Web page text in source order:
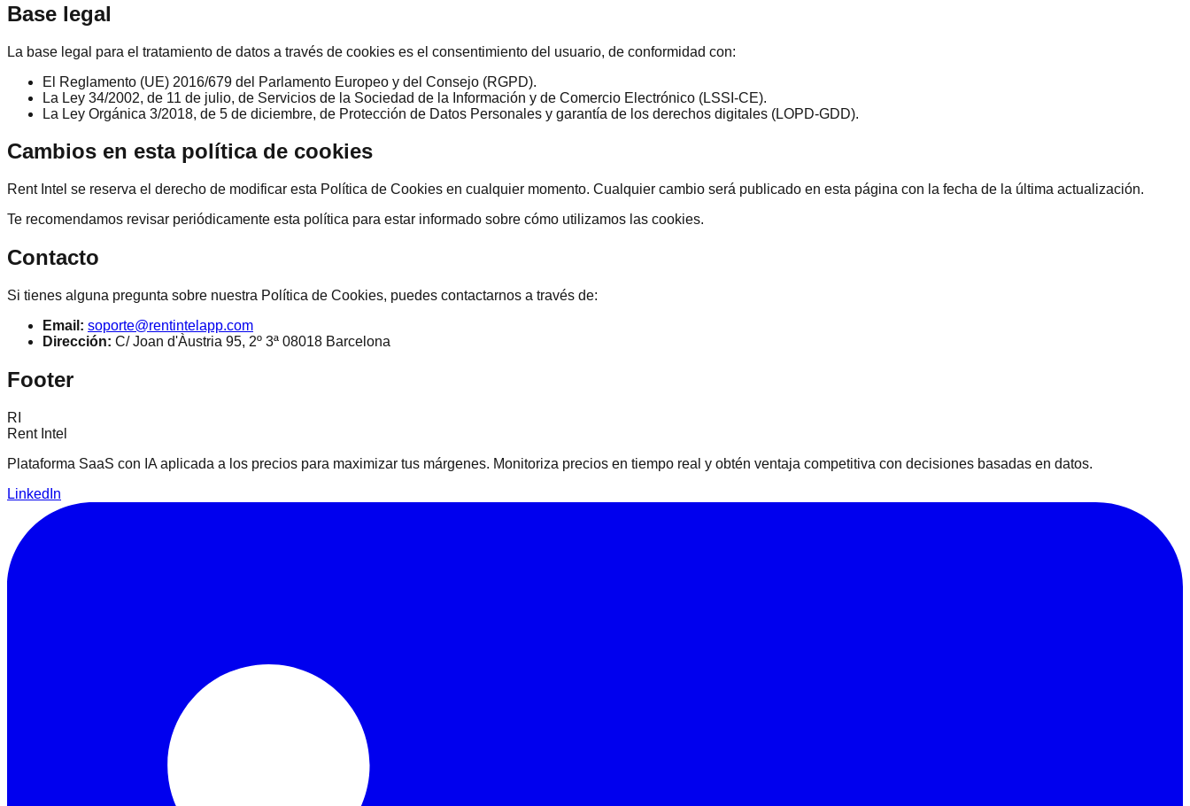
Base legal
La base legal para el tratamiento de datos a través de cookies es el consentimiento del usuario, de conformidad con:
El Reglamento (UE) 2016/679 del Parlamento Europeo y del Consejo (RGPD).
La Ley 34/2002, de 11 de julio, de Servicios de la Sociedad de la Información y de Comercio Electrónico (LSSI-CE).
La Ley Orgánica 3/2018, de 5 de diciembre, de Protección de Datos Personales y garantía de los derechos digitales (LOPD-GDD).
Cambios en esta política de cookies
Rent Intel se reserva el derecho de modificar esta Política de Cookies en cualquier momento. Cualquier cambio será publicado en esta página con la fecha de la última actualización.
Te recomendamos revisar periódicamente esta política para estar informado sobre cómo utilizamos las cookies.
Contacto
Si tienes alguna pregunta sobre nuestra Política de Cookies, puedes contactarnos a través de:
Email: soporte@rentintelapp.com
Dirección: C/ Joan d'Àustria 95, 2º 3ª 08018 Barcelona
Footer
RI
Rent Intel
Plataforma SaaS con IA aplicada a los precios para maximizar tus márgenes. Monitoriza precios en tiempo real y obtén ventaja competitiva con decisiones basadas en datos.
LinkedIn